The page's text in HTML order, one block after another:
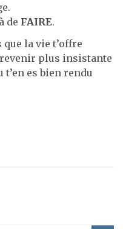
de FAIRE.
la vie t’offre
revenir plus insistante
t’en es bien rendu